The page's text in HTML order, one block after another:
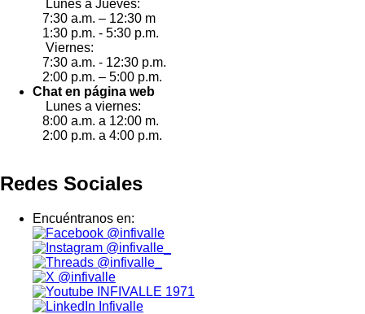
Lunes a Jueves:
7:30 a.m. – 12:30 m
1:30 p.m. - 5:30 p.m.
Viernes:
7:30 a.m. - 12:30 p.m.
2:00 p.m. – 5:00 p.m.
Chat en página web
Lunes a viernes:
8:00 a.m. a 12:00 m.
2:00 p.m. a 4:00 p.m.
Redes Sociales
Encuéntranos en:
@infivalle
@infivalle_
@infivalle_
@infivalle
INFIVALLE 1971
Infivalle